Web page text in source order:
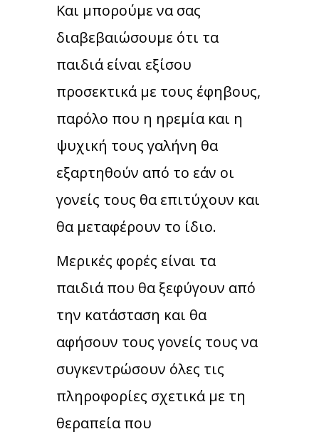
Και μπορούμε να σας
διαβεβαιώσουμε ότι τα
παιδιά είναι εξίσου
προσεκτικά με τους έφηβους,
παρόλο που η ηρεμία και η
ψυχική τους γαλήνη θα
εξαρτηθούν από το εάν οι
γονείς τους θα επιτύχουν και
θα μεταφέρουν το ίδιο.
Μερικές φορές είναι τα
παιδιά που θα ξεφύγουν από
την κατάσταση και θα
αφήσουν τους γονείς τους να
συγκεντρώσουν όλες τις
πληροφορίες σχετικά με τη
θεραπεία που